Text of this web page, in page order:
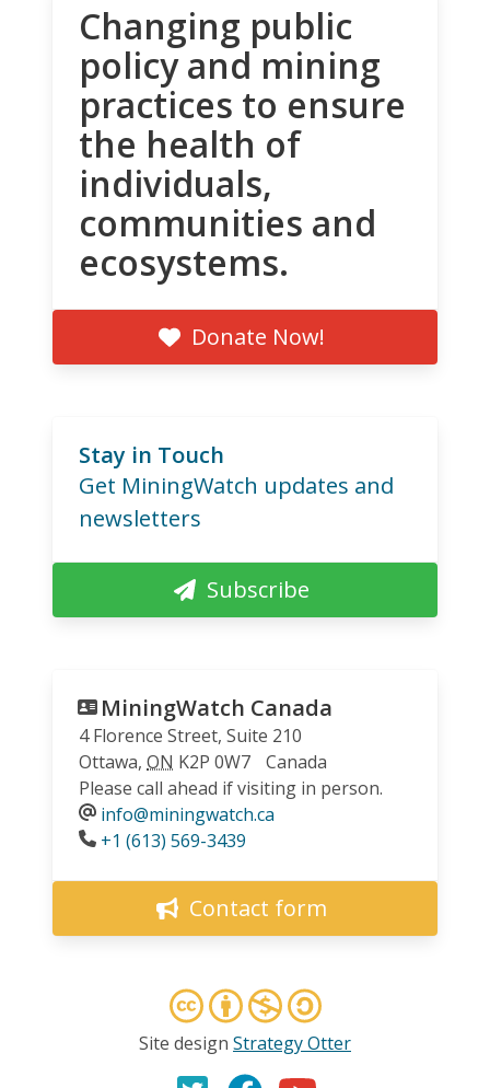
Changing public
policy and mining
practices to ensure
the health of
individuals,
communities and
ecosystems.
Donate Now!
Stay in Touch
Get MiningWatch updates and
newsletters
Subscribe
MiningWatch Canada
4 Florence Street, Suite 210
Ottawa, ON K2P 0W7
Canada
Please call ahead if visiting in person.
info@miningwatch.ca
Phone
+1 (613) 569-3439
Contact form
Site design Strategy Otter